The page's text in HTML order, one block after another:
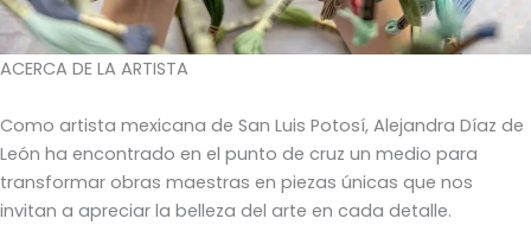
ACERCA DE LA ARTISTA
Como artista mexicana de San Luis Potosí, Alejandra Díaz de
León ha encontrado en el punto de cruz un medio para
transformar obras maestras en piezas únicas que nos
invitan a apreciar la belleza del arte en cada detalle.